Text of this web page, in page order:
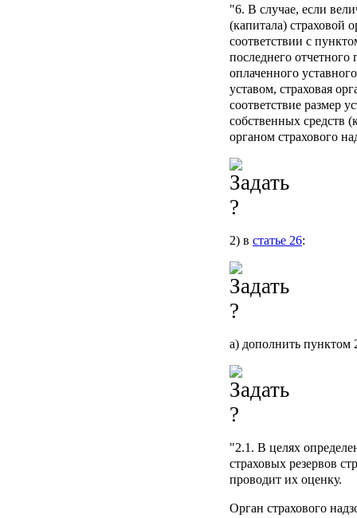
"6. В случае, если
(капитала) страховой
соответствии с
последнего отчетного
оплаченного
уставом, страховая
соответствие размер
собственных средств
органом страхового
2) в статье 26:
а) дополнить пунктом
"2.1. В целях
страховых резервов
проводит их оценку.
Орган страхового